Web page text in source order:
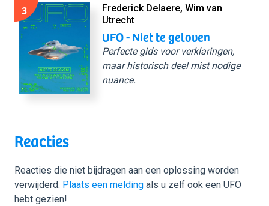
3
Frederick Delaere, Wim van
Utrecht
UFO - Niet te geloven
Perfecte gids voor verklaringen,
maar historisch deel mist nodige
nuance.
Reacties
Reacties die niet bijdragen aan een oplossing worden
verwijderd. Plaats een melding als u zelf ook een UFO
hebt gezien!